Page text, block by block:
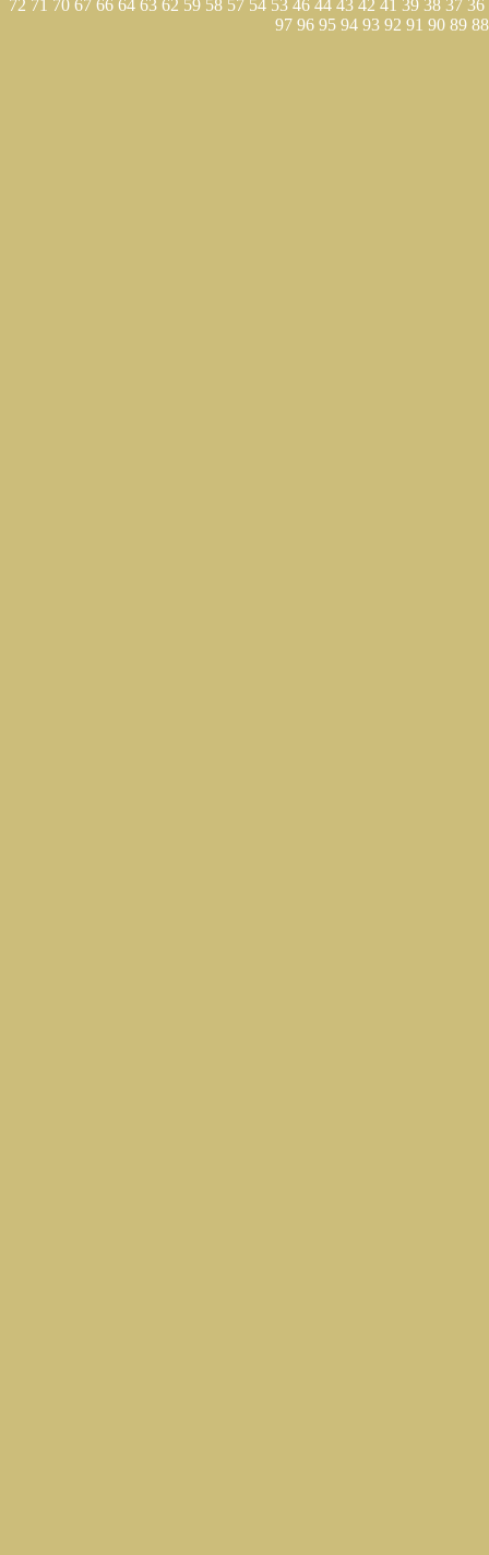
36
37
38
39
41
42
43
44
46
53
54
57
58
59
62
63
64
66
67
70
71
72
88
89
90
91
92
93
94
95
96
97